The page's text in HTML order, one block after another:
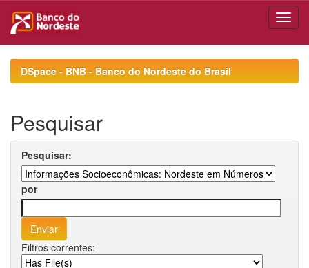
navigationDSpace - BNB - Banco do Nordeste do Brasil
Pesquisar
Pesquisar:
por
Filtros correntes: